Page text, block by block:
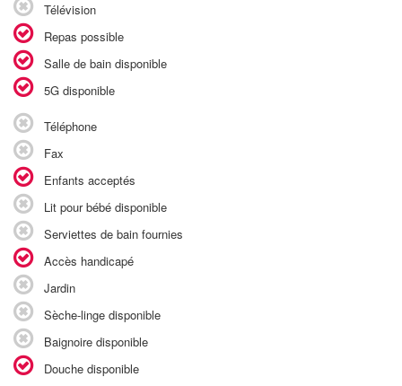
Télévision
Repas possible
Salle de bain disponible
5G disponible
Téléphone
Fax
Enfants acceptés
Lit pour bébé disponible
Serviettes de bain fournies
Accès handicapé
Jardin
Sèche-linge disponible
Baignoire disponible
Douche disponible